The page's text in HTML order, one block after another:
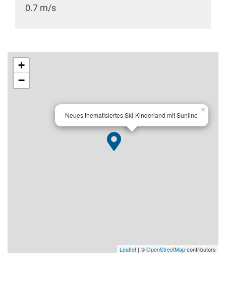
0.7 m/s
Neues thematisiertes Ski-Kinderland mit Sunline
×
+
−
Leaflet | ©OpenStreetMapcontributors